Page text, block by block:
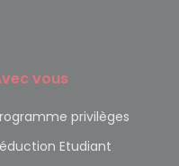
vous
privilèges
Etudiant